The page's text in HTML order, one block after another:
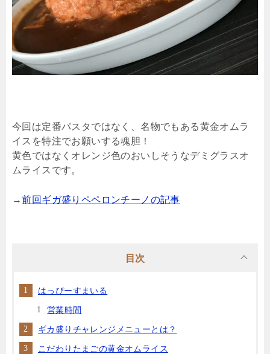
今回は定番パスタではなく、名物でもある黄金オムラ
イスを特注でお願いする魂胆！
黄色ではなくオレンジ色のおいしそうなデミグラスオ
ムライスです。
→前回ギガ盛りペペロンチーノの記事
目次
はっぴーすまいる
営業時間
ギカ盛りチャレンジメニューとは？
こだわりたまごの黄金オムライス